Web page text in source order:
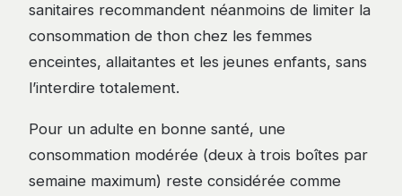
sanitaires recommandent néanmoins de limiter la
consommation de thon chez les femmes
enceintes, allaitantes et les jeunes enfants, sans
l’interdire totalement.
Pour un adulte en bonne santé, une
consommation modérée (deux à trois boîtes par
semaine maximum) reste considérée comme